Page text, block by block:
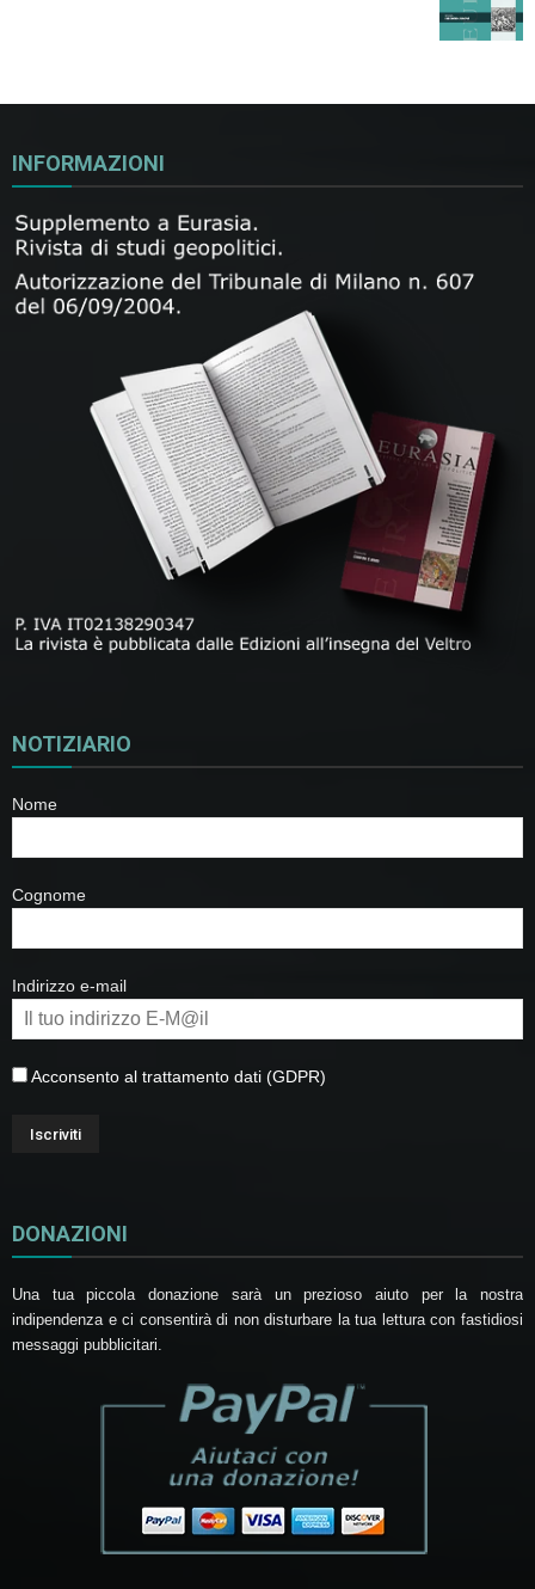
INFORMAZIONI
NOTIZIARIO
Nome
Cognome
Indirizzo e-mail
Acconsento al trattamento dati (GDPR)
DONAZIONI
Una tua piccola donazione sarà un prezioso aiuto per la nostra
indipendenza e ci consentirà di non disturbare la tua lettura con fastidiosi
messaggi pubblicitari.